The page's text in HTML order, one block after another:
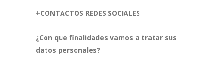
+CONTACTOS REDES SOCIALES
¿Con que finalidades vamos a tratar sus
datos personales?